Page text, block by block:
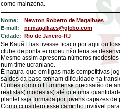
como mainzona.
Nome: Newton Roberto de Magalhaes
E-mail:
nr.magalhaes@globo.com
Cidade:
Rio de Janeiro-RJ
Se Kauã Elias tivesse ficado por aqui ou
clube de ponta europeu não teria se
Mesmo assim apresenta números
num time ucraniano.
É natural que em ligas mais competitivas
saídos da base tenham dificuldade na
Clubes como o Fluminense precisarão de
realistas( modestas) até que uma
plantel seja formada por jovens capazes de
Como considero esse caminho inviável